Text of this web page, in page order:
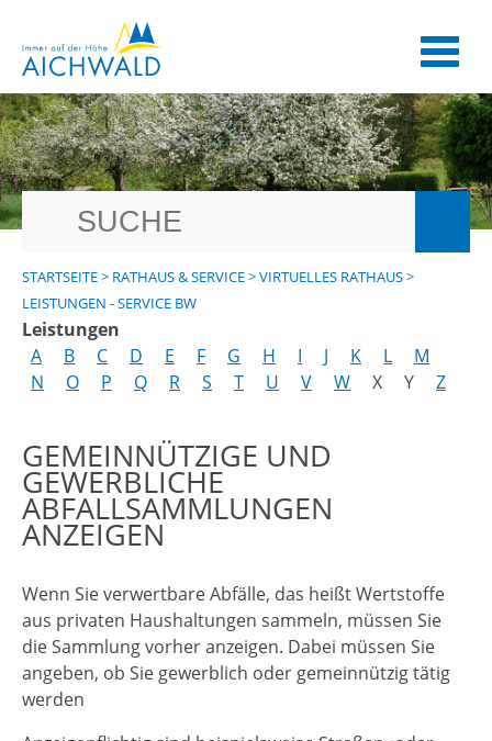
STARTSEITE> RATHAUS & SERVICE>VIRTUELLES RATHAUS>
LEISTUNGEN - SERVICE BW
Leistungen
A
B C D E F G H I J K L
M
N
O P Q R S T U V W X Y Z
GEMEINNÜTZIGE UND
GEWERBLICHE
ABFALLSAMMLUNGEN
ANZEIGEN
Wenn Sie verwertbare Abfälle, das heißt Wertstoffe
aus privaten Haushaltungen sammeln, müssen Sie
die Sammlung vorher anzeigen. Dabei müssen Sie
angeben, ob Sie gewerblich oder gemeinnützig tätig
werden